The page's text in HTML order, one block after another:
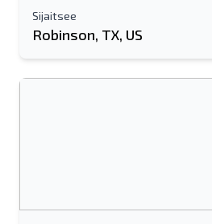
Sijaitsee
Robinson, TX, US
Lähetä ystävälle